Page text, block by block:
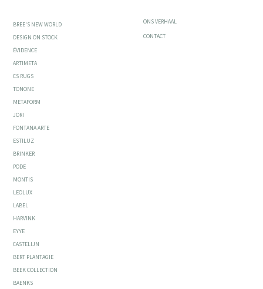
BREE'S NEW WORLD
DESIGN ON STOCK
ÉVIDENCE
ARTIMETA
CS RUGS
TONONE
METAFORM
JORI
FONTANA ARTE
ESTILUZ
BRINKER
PODE
MONTIS
LEOLUX
LABEL
HARVINK
EYYE
CASTELIJN
BERT PLANTAGIE
BEEK COLLECTION
BAENKS
ONS VERHAAL
CONTACT